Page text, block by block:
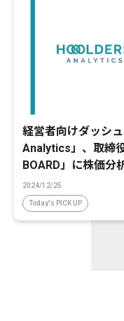
経営者向けダッシ
Analytics」、取締
BOARD」に株価分
2024/12/25
Today's PICK UP